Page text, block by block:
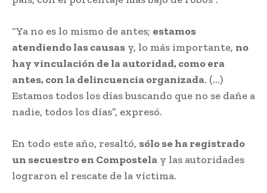
“Ya no es lo mismo de antes; estamos
atendiendo las causas y, lo más importante, no
hay vinculación de la autoridad, como era
antes, con la delincuencia organizada. (…)
Estamos todos los días buscando que no se dañe a
nadie, todos los días”, expresó.
En todo este año, resaltó, sólo se ha registrado
un secuestro en Compostela y las autoridades
lograron el rescate de la víctima.